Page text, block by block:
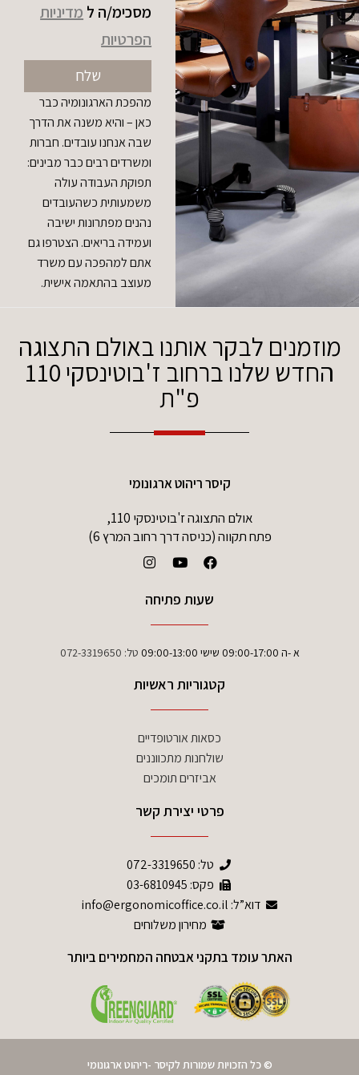
מסכימ/ה ל מדיניות
הפרטיות
שלח
מהפכת הארגונומיה כבר
כאן – והיא משנה את הדרך
שבה אנחנו עובדים. חברות
ומשרדים רבים כבר מבינים:
תפוקת העבודה עולה
משמעותית כשהעובדים
נהנים מפתרונות ישיבה
ועמידה בריאים. הצטרפו גם
אתם למהפכה עם משרד
מעוצב בהתאמה אישית.
מוזמנים לבקר אותנו באולם התצוגה
החדש שלנו ברחוב ז'בוטינסקי 110
פ"ת
קיסר ריהוט ארגונומי
אולם התצוגה ז'בוטינסקי 110,
פתח תקווה (כניסה דרך רחוב המרץ 6)
שעות פתיחה
א -ה 09:00-17:00 שישי 09:00-13:00 טל: 072-3319650
קטגוריות ראשיות
כסאות אורטופדיים
שולחנות מתכווננים
אביזרים תומכים
פרטי יצירת קשר
טל: 072-3319650
פקס: 03-6810945
דוא”ל: info@ergonomicoffice.co.il
מחירון משלוחים
האתר עומד בתקני אבטחה המחמירים ביותר
© כל הזכויות שמורות לקיסר -ריהוט ארגונומי